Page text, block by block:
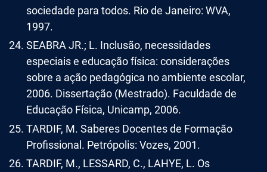
sociedade para todos. Rio de Janeiro: WVA,
1997.
SEABRA JR.; L. Inclusão, necessidades
especiais e educação física: considerações
sobre a ação pedagógica no ambiente escolar,
2006. Dissertação (Mestrado). Faculdade de
Educação Física, Unicamp, 2006.
TARDIF, M. Saberes Docentes de Formação
Profissional. Petrópolis: Vozes, 2001.
TARDIF, M., LESSARD, C., LAHYE, L. Os